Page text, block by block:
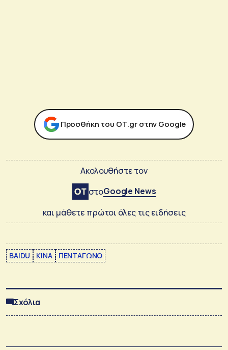
Προσθήκη του ΟΤ.gr στην Google
Ακολουθήστε τον
στοGoogle News
και μάθετε πρώτοι όλες τις ειδήσεις
BAIDU ΚΙΝΑ ΠΕΝΤΑΓΩΝΟ
Σχόλια